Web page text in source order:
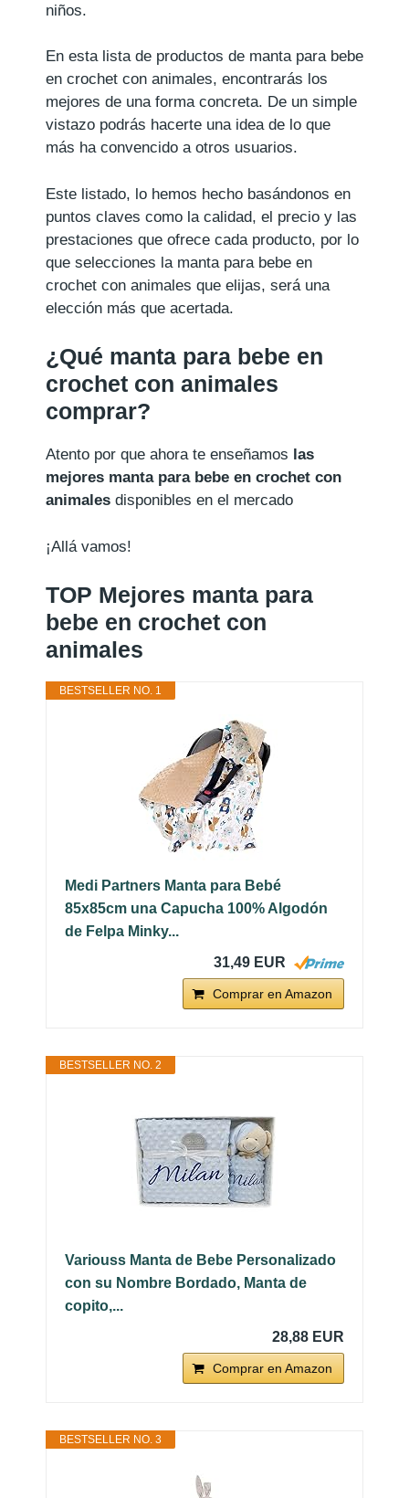
niños.
En esta lista de productos de manta para bebe
en crochet con animales, encontrarás los
mejores de una forma concreta. De un simple
vistazo podrás hacerte una idea de lo que
más ha convencido a otros usuarios.
Este listado, lo hemos hecho basándonos en
puntos claves como la calidad, el precio y las
prestaciones que ofrece cada producto, por lo
que selecciones la manta para bebe en
crochet con animales que elijas, será una
elección más que acertada.
¿Qué manta para bebe en
crochet con animales
comprar?
Atento por que ahora te enseñamos las
mejores manta para bebe en crochet con
animales disponibles en el mercado
¡Allá vamos!
TOP Mejores manta para
bebe en crochet con
animales
BESTSELLER NO. 1
Medi Partners Manta para Bebé
85x85cm una Capucha 100% Algodón
de Felpa Minky...
31,49 EUR
Comprar en Amazon
BESTSELLER NO. 2
Variouss Manta de Bebe Personalizado
con su Nombre Bordado, Manta de
copito,...
28,88 EUR
Comprar en Amazon
BESTSELLER NO. 3